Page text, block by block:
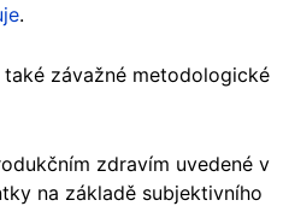
.
závažné metodologické
zdravím uvedené v
na základě subjektivního